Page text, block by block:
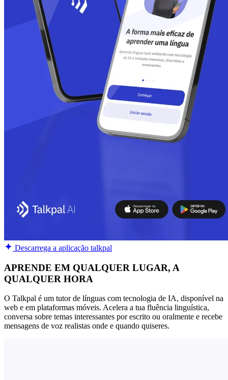
Descarrega a aplicação talkpal
APRENDE EM QUALQUER LUGAR, A
QUALQUER HORA
O Talkpal é um tutor de línguas com tecnologia de IA, disponível na
web e em plataformas móveis. Acelera a tua fluência linguística,
conversa sobre temas interessantes por escrito ou oralmente e recebe
mensagens de voz realistas onde e quando quiseres.